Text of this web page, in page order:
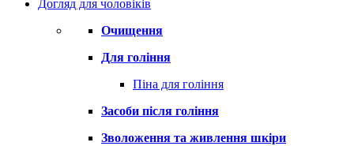
Догляд для чоловіків
Очищення
Для гоління
Піна для гоління
Засоби після гоління
Зволоження та живлення шкіри